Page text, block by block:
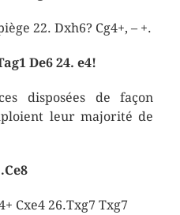
22. Dxh6? Cg4+, – +.
De6 24. e4!
disposées de façon
leur majorité de
Cxe4 26.Txg7 Txg7